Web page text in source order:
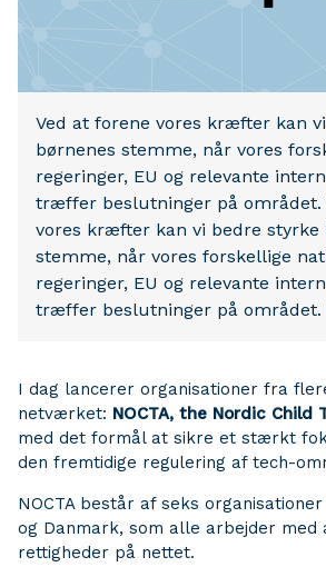
Ved at forene vores kræfter kan
børnenes stemme, når vores
regeringer, EU og relevante
træffer beslutninger på området.
vores kræfter kan vi bedre styrke
stemme, når vores forskellige
regeringer, EU og relevante
træffer beslutninger på området.
I dag lancerer organisationer fra
netværket: NOCTA, the Nordic Child
med det formål at sikre et stærkt
den fremtidige regulering af tech-
NOCTA består af seks
og Danmark, som alle arbejder med
rettigheder på nettet.